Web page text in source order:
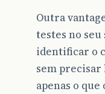
Outra
testes no
identificar o
sem precisar
apenas o